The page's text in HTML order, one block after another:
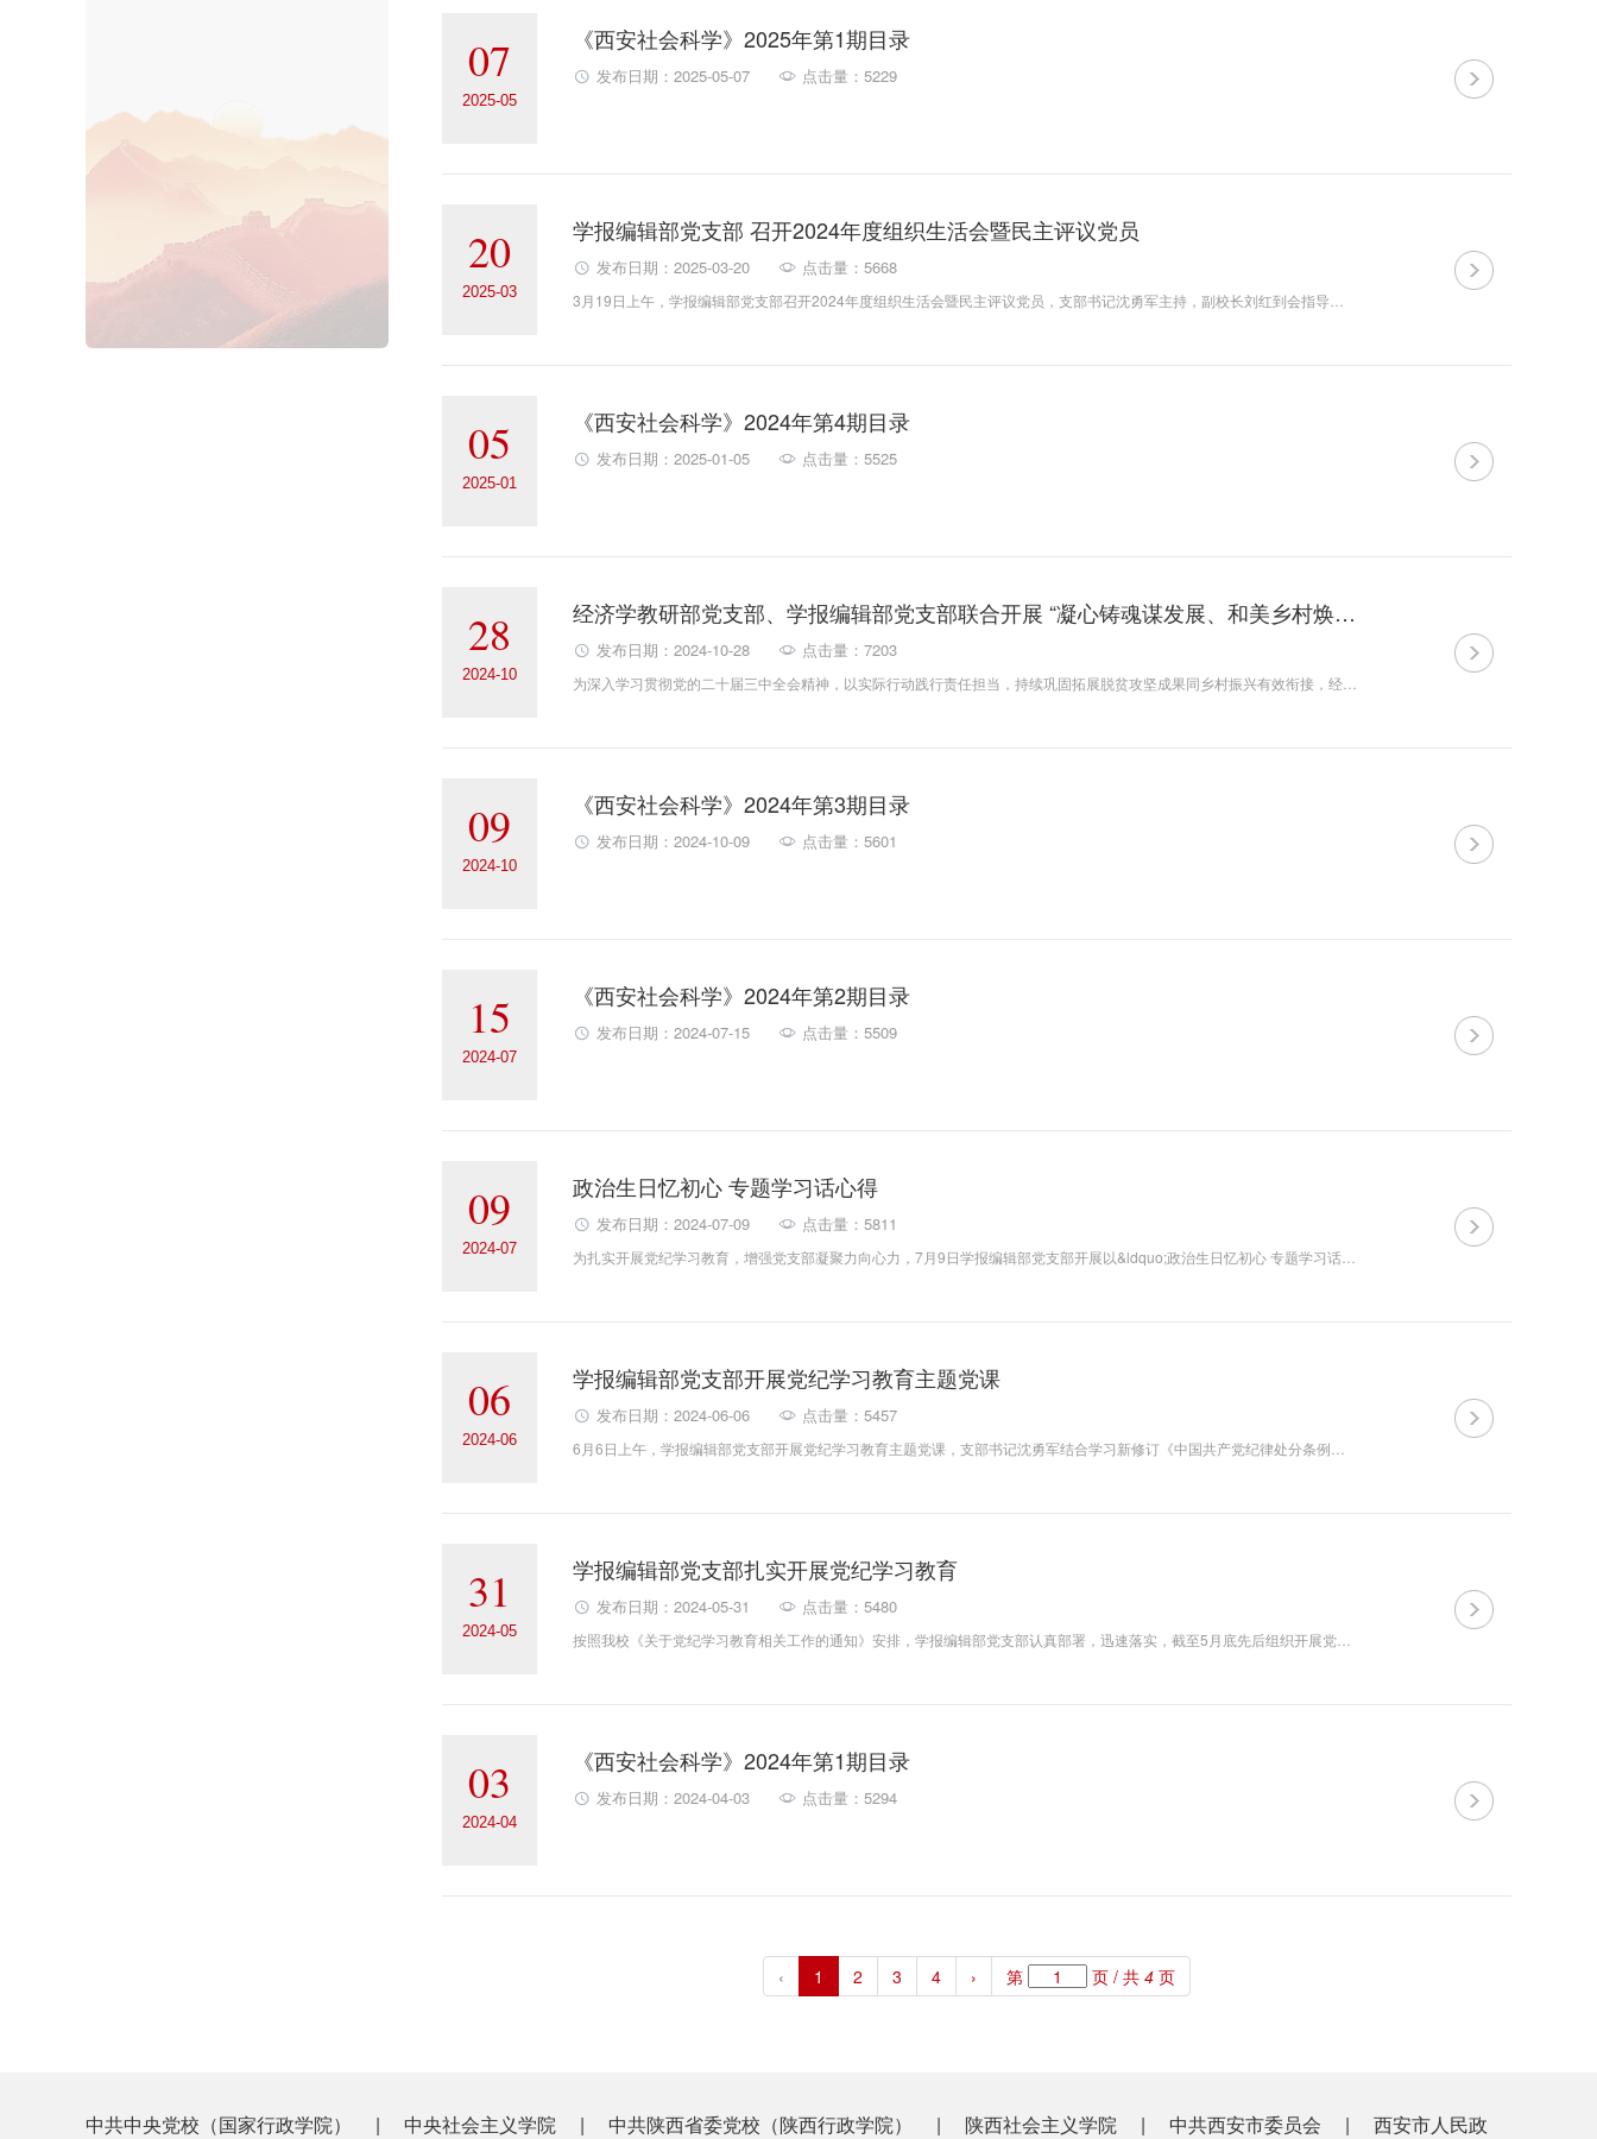
07
2025-05
《西安社会科学》2025年第1期目录
发布日期：2025-05-07 点击量：5229
20
2025-03
学报编辑部党支部 召开2024年度组织生活会暨民主评议党员
发布日期：2025-03-20 点击量：5668
05
2025-01
《西安社会科学》2024年第4期目录
发布日期：2025-01-05 点击量：5525
28
2024-10
经济学教研部党支部、学报编辑部党支部联合开展 “凝心铸魂谋发展、和美乡村焕新颜”主题党日活动
发布日期：2024-10-28 点击量：7203
09
2024-10
《西安社会科学》2024年第3期目录
发布日期：2024-10-09 点击量：5601
15
2024-07
《西安社会科学》2024年第2期目录
发布日期：2024-07-15 点击量：5509
09
2024-07
政治生日忆初心 专题学习话心得
发布日期：2024-07-09 点击量：5811
06
2024-06
学报编辑部党支部开展党纪学习教育主题党课
发布日期：2024-06-06 点击量：5457
31
2024-05
学报编辑部党支部扎实开展党纪学习教育
发布日期：2024-05-31 点击量：5480
03
2024-04
《西安社会科学》2024年第1期目录
发布日期：2024-04-03 点击量：5294
‹ 1 2 3 4 › 第 页 / 共 4 页
中共中央党校（国家行政学院） | 中央社会主义学院 | 中共陕西省委党校（陕西行政学院） | 陕西社会主义学院 | 中共西安市委员会 | 西安市人民政